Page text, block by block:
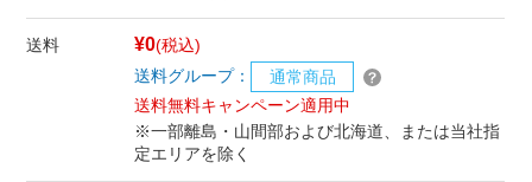
送料 ¥0(税込)
送料グループ：
通常商品
送料無料キャンペーン適用中
※一部離島・山間部および北海道、または当社指
定エリアを除く